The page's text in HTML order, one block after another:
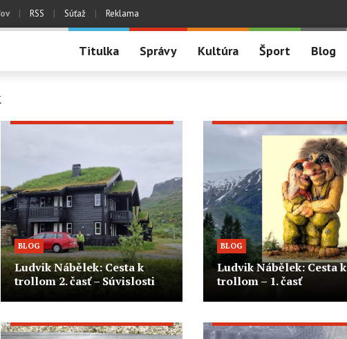
| RSS | Súťaž | Reklama
Titulka Správy Kultúra Šport Blog
BLOG
Ludvik Nábělek: Cesta k
trollom 2. časť – Súvislosti
BLOG
Ludvik Nábělek: Cesta k
trollom – 1. časť